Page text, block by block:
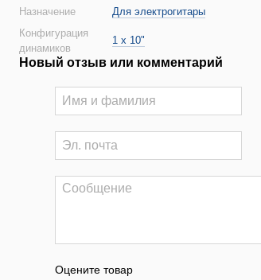
Назначение
Для электрогитары
Конфигурация
динамиков
1 x 10"
Новый отзыв или комментарий
Оцените товар